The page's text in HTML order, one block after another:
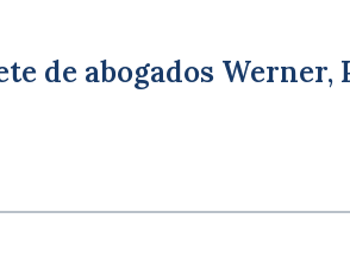
de abogados Werner,